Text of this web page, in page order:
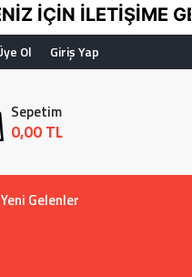
İÇİN İLETİŞİME
Giriş Yap
Ol
Sepetim
0,00 TL
Yeni Gelenler